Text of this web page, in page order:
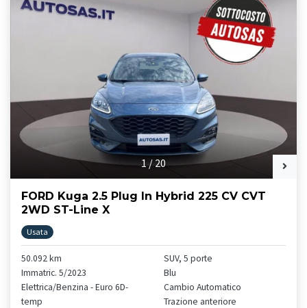
1/20
FORD Kuga 2.5 Plug In Hybrid 225 CV CVT
2WD ST-Line X
Usata
50.092 km
Immatric. 5/2023
Elettrica/Benzina - Euro 6D-
temp
SUV, 5 porte
Blu
Cambio Automatico
Trazione anteriore